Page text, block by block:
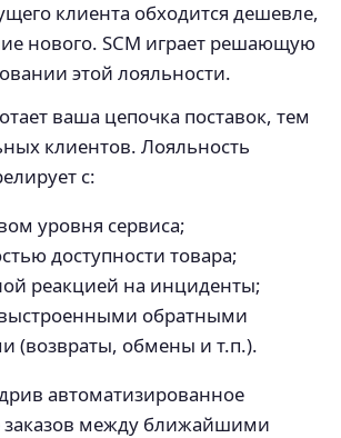
клиента обходится дешевле,
нового. SCM играет решающую
этой лояльности.
ваша цепочка поставок, тем
клиентов. Лояльность
с:
уровня сервиса;
доступности товара;
реакцией на инциденты;
обратными
(возвраты, обмены и т.п.).
автоматизированное
заказов между ближайшими